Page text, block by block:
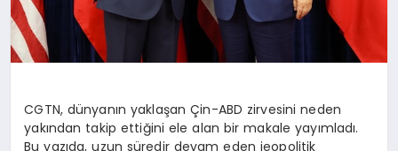
CGTN, dünyanın yaklaşan Çin-ABD zirvesini neden
yakından takip ettiğini ele alan bir makale yayımladı.
Bu yazıda, uzun süredir devam eden jeopolitik